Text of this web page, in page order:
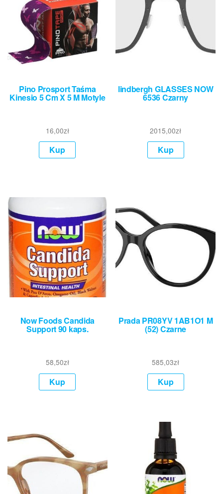
Pino Prosport Taśma
Kinesio 5 Cm X 5 M Motyle
16,00zł
Kup
lindbergh GLASSES NOW
6536 Czarny
2015,00zł
Kup
Now Foods Candida
Support 90 kaps.
58,50zł
Kup
Prada PR08YV 1AB1O1 M
(52) Czarne
585,03zł
Kup